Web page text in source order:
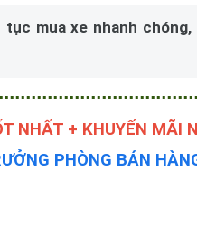
mua xe nhanh
NHẤT + KHUYẾN MÃI
PHÒNG BÁN